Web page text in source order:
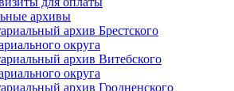
архивы
архив Брестского
округа
архив Витебского
округа
архив Гродненского